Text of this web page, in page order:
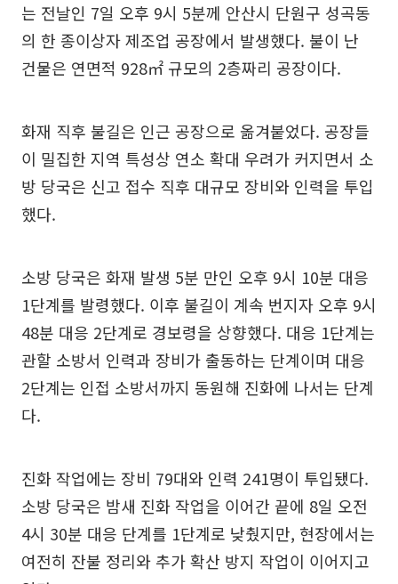
는 전날인 7일 오후 9시 5분께 안산시 단원구 성곡동
의 한 종이상자 제조업 공장에서 발생했다. 불이 난
건물은 연면적 928㎡ 규모의 2층짜리 공장이다.
화재 직후 불길은 인근 공장으로 옮겨붙었다. 공장들
이 밀집한 지역 특성상 연소 확대 우려가 커지면서 소
방 당국은 신고 접수 직후 대규모 장비와 인력을 투입
했다.
소방 당국은 화재 발생 5분 만인 오후 9시 10분 대응
1단계를 발령했다. 이후 불길이 계속 번지자 오후 9시
48분 대응 2단계로 경보령을 상향했다. 대응 1단계는
관할 소방서 인력과 장비가 출동하는 단계이며 대응
2단계는 인접 소방서까지 동원해 진화에 나서는 단계
다.
진화 작업에는 장비 79대와 인력 241명이 투입됐다.
소방 당국은 밤새 진화 작업을 이어간 끝에 8일 오전
4시 30분 대응 단계를 1단계로 낮췄지만, 현장에서는
여전히 잔불 정리와 추가 확산 방지 작업이 이어지고